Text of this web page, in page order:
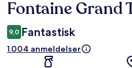
Fontaine Grand
9,0 Fantastisk
1.004 anmeldelser